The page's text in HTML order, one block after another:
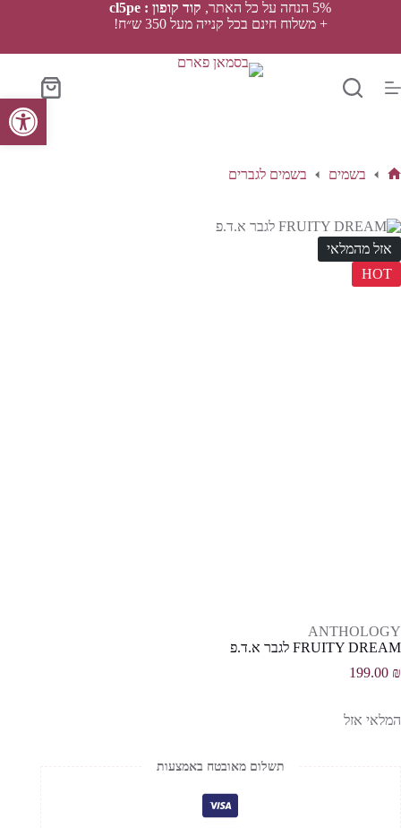
פתח סרגל נגישות
5% הנחה על כל האתר,
קוד קופון : cl5pe
+ משלוח חינם בכל קנייה מעל 350 ש״ח!
סל
הקניות
בשמים בשמים לגברים
אזל מהמלאי
HOT
ANTHOLOGY
FRUITY DREAM לגבר א.ד.פ
199.00 ₪
המלאי אזל
תשלום מאובטח באמצעות